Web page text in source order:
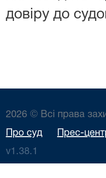
довіру до
2026 © Всі права
Про суд Прес-
v1.38.1